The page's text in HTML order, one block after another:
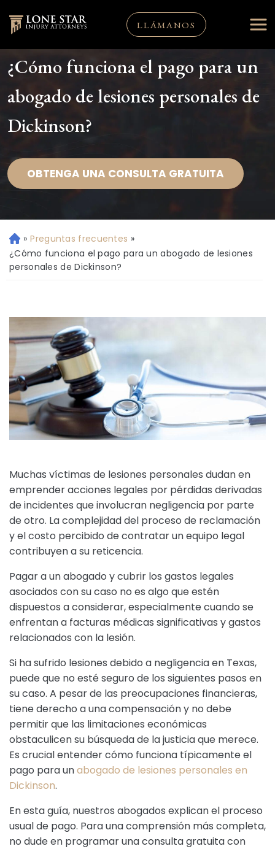
LLÁMANOS
¿Cómo funciona el pago para un
abogado de lesiones personales de
Dickinson?
OBTENGA UNA CONSULTA GRATUITA
Ini
ci
o
» Preguntas frecuentes »
¿Cómo funciona el pago para un abogado de lesiones
personales de Dickinson?
Muchas víctimas de lesiones personales dudan en
emprender acciones legales por pérdidas derivadas
de incidentes que involucran negligencia por parte
de otro. La complejidad del proceso de reclamación
y el costo percibido de contratar un equipo legal
contribuyen a su reticencia.
Pagar a un abogado y cubrir los gastos legales
asociados con su caso no es algo que estén
dispuestos a considerar, especialmente cuando se
enfrentan a facturas médicas significativas y gastos
relacionados con la lesión.
Si ha sufrido lesiones debido a negligencia en Texas,
puede que no esté seguro de los siguientes pasos en
su caso. A pesar de las preocupaciones financieras,
tiene derecho a una compensación y no debe
permitir que las limitaciones económicas
obstaculicen su búsqueda de la justicia que merece.
Es crucial entender cómo funciona típicamente el
pago para unabogado de lesiones personales en
Dickinson.
En esta guía, nuestros abogados explican el proceso
usual de pago. Para una comprensión más completa,
no dude en programar una consulta gratuita con